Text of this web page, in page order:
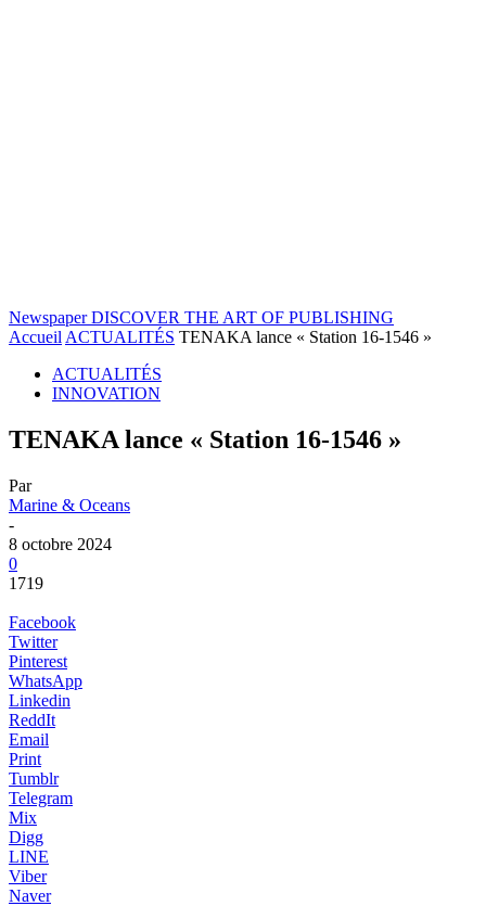
Newspaper DISCOVER THE ART OF PUBLISHING
Accueil ACTUALITÉS TENAKA lance « Station 16-1546 »
ACTUALITÉS
INNOVATION
TENAKA lance « Station 16-1546 »
Par
Marine & Oceans
-
8 octobre 2024
0
1719
Facebook
Twitter
Pinterest
WhatsApp
Linkedin
ReddIt
Email
Print
Tumblr
Telegram
Mix
Digg
LINE
Viber
Naver